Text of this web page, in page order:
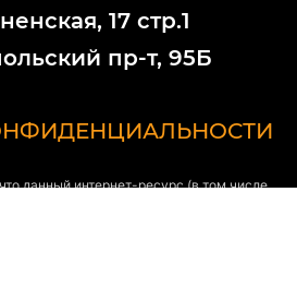
17 стр.1
пр-т, 95Б
данный интернет-ресурс (в том числе